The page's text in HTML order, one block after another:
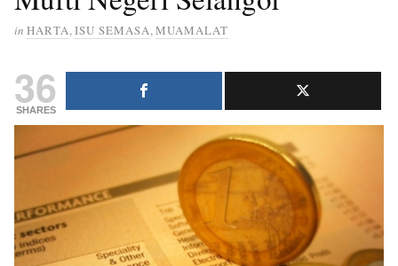
in HARTA,ISU SEMASA,MUAMALAT
36
SHARES